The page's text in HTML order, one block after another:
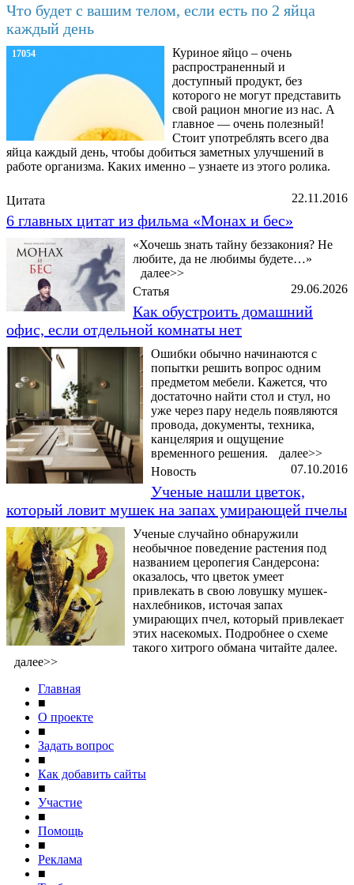
Что будет с вашим телом, если есть по 2 яйца
каждый день
17054
Куриное яйцо – очень
распространенный и
доступный продукт, без
которого не могут представить
свой рацион многие из нас. А
главное — очень полезный!
Стоит употреблять всего два
яйца каждый день, чтобы добиться заметных улучшений в
работе организма. Каких именно – узнаете из этого ролика.
22.11.2016
Цитата
6 главных цитат из фильма «Монах и бес»
«Хочешь знать тайну беззакония? Не
любите, да не любимы будете…»
далее>>
29.06.2026
Статья
Как обустроить домашний
офис, если отдельной комнаты нет
Ошибки обычно начинаются с
попытки решить вопрос одним
предметом мебели. Кажется, что
достаточно найти стол и стул, но
уже через пару недель появляются
провода, документы, техника,
канцелярия и ощущение
временного решения.
далее>>
07.10.2016
Новость
Ученые нашли цветок,
который ловит мушек на запах умирающей пчелы
Ученые случайно обнаружили
необычное поведение растения под
названием церопегия Сандерсона:
оказалось, что цветок умеет
привлекать в свою ловушку мушек-
нахлебников, источая запах
умирающих пчел, который привлекает
этих насекомых. Подробнее о схеме
такого хитрого обмана читайте далее.
далее>>
Главная
■
О проекте
■
Задать вопрос
■
Как добавить сайты
■
Участие
■
Помощь
■
Реклама
■